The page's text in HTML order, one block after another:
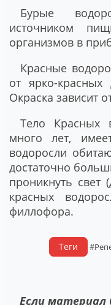
Бурые
источником
организмов в
Красные
от ярко-
Окраска зависит
Тело Красных
много лет,
водоросли
достаточно
проникнуть свет
красных
филлофора.
Теги
Если материал